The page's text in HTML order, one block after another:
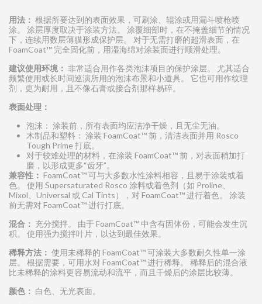
用法： 根据所要达到的表面效果，可刷涂、辊涂或用漏斗喷枪喷
涂。 涂层厚度取决于涂装方法。 涂覆细部时，在不掩盖细节的情况
下，连续用数层薄膜形成保护层。 对于无需打磨的超滑表面，在
FoamCoat™ 完全固化前，用湿海绵对涂装面进行顺滑处理。
建议使用环境： 非常适合用作各类泡沫项目的保护涂层。 尤其适合
频繁使用或长时间巡演所用的泡沫布景和小道具。 它也可用作纹理
剂，更为耐用，且不像石膏或接合剂那样易碎。
表面处理：
泡沫： 涂装前，所有表面均应洁净干燥，且无尘无油。
木制品和塑料： 涂装 FoamCoat™ 前，清洁表面并用 Rosco
Tough Prime 打底。
对于较难处理的材料，在涂装 FoamCoat™ 前，对表面稍加打
磨，以形成更多“齿牙”。
兼容性： FoamCoat™ 可与大多数水性涂料相容，且易于涂装或着
色。 使用 Supersaturated Rosco 涂料或着色剂（如 Proline、
Mixol、Universal 或 Cal Tints），对 FoamCoat™ 进行着色。 涂装
前无需对 FoamCoat™ 进行打底。
混合： 充分搅拌。 由于 FoamCoat™ 中含有固体份，可能会发生沉
积。 使用强力搅拌叶片，以达到最佳效果。
稀释方法： 使用未稀释的 FoamCoat™ 可涂装大多数耐久性单一涂
层。 根据需要，可用水对 FoamCoat™ 进行稀释。 稀释后的混合液
比未稀释的涂料更容易流动和流平，而且干燥后的涂层比较薄。
颜色： 白色、无光表面。